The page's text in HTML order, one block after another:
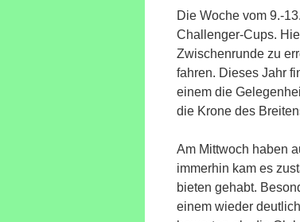
Die Woche vom 9.-
Challenger-Cups.
Zwischenrunde zu
fahren. Dieses Jahr
einem die
die Krone des
Am Mittwoch haben
immerhin kam es
bieten gehabt.
einem wieder